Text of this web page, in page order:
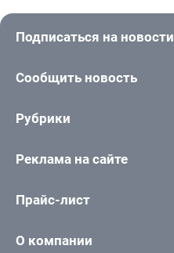
Подписаться на новости
Сообщить новость
Рубрики
Реклама на сайте
Прайс-лист
О компании